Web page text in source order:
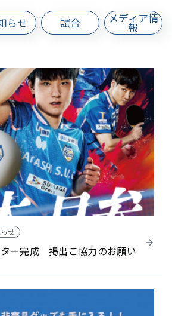
らせ 試合 メディア情
報
せ
ー完成 掲出ご協力のお願い